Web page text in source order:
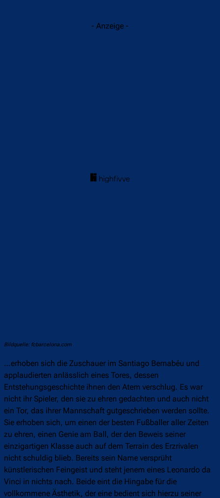
- Anzeige -
Bildquelle: fcbarcelona.com
…erhoben sich die Zuschauer im Santiago Bernabéu und
applaudierten anlässlich eines Tores, dessen
Entstehungsgeschichte ihnen den Atem verschlug. Es war
nicht ihr Spieler, den sie zu ehren gedachten und auch nicht
ein Tor, das ihrer Mannschaft gutgeschrieben werden sollte.
Sie erhoben sich, um einen der besten Fußballer aller Zeiten
zu ehren, einen Genie am Ball, der den Beweis seiner
einzigartigen Klasse auch auf dem Terrain des Erzrivalen
nicht schuldig blieb. Bereits sein Name versprüht
künstlerischen Feingeist und steht jenem eines Leonardo da
Vinci in nichts nach. Beide eint die Hingabe für die
vollkommene Ästhetik, der eine bedient sich hierzu seiner